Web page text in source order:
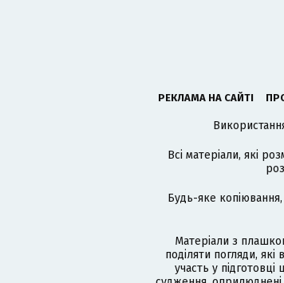
РЕКЛАМА НА САЙТІ
Всі матеріали, які
Будь-яке
Матеріали з
поділяти погляди,
участь у підготовці